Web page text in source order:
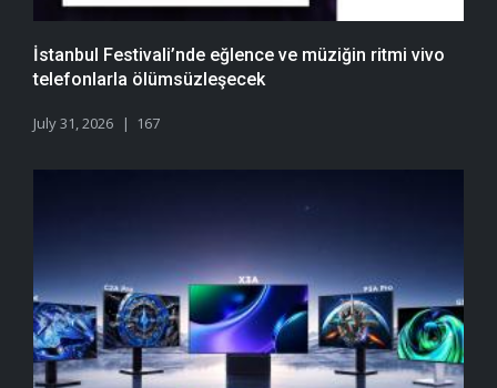
İstanbul Festivali’nde eğlence ve müziğin ritmi vivo
telefonlarla ölümsüzleşecek
July 31, 2026 167